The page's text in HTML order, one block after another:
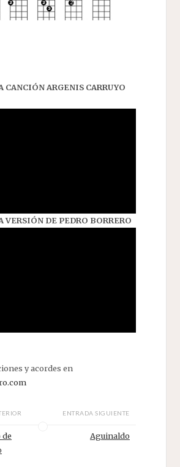
CANCIÓN ARGENIS CARRUYO
VERSIÓN DE PEDRO BORRERO
y acordes en
ENTRADA SIGUIENTE
Aguinaldo